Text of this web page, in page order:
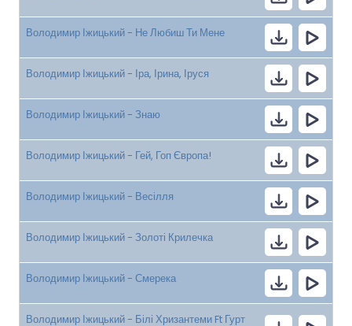
Володимир Іжицький - Не Любиш Ти Мене
Володимир Іжицький - Іра, Ірина, Іруся
Володимир Іжицький - Знаю
Володимир Іжицький - Гей, Гоп Європа!
Володимир Іжицький - Весілля
Володимир Іжицький - Золоті Крилечка
Володимир Іжицький - Смерека
Володимир Іжицький - Білі Хризантеми Ft Гурт